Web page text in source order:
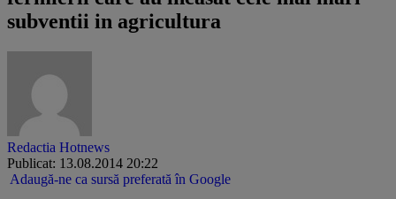
subventii in agricultura
Redactia Hotnews
Publicat: 13.08.2014 20:22
Adaugă-ne ca sursă preferată în Google